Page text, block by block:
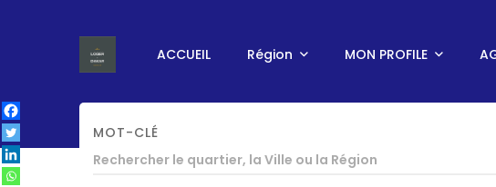
ACCUEIL Région MON PROFILE
MOT-CLÉ
IMMOBILIER AU SENEGAL CONSTRUCTION ET